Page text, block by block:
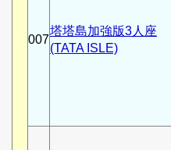
007
塔塔島加強版3人座
(TATA ISLE)